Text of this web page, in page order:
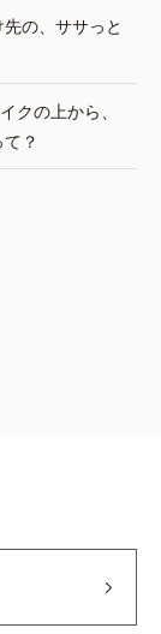
の、ササっと
クの上から、
？